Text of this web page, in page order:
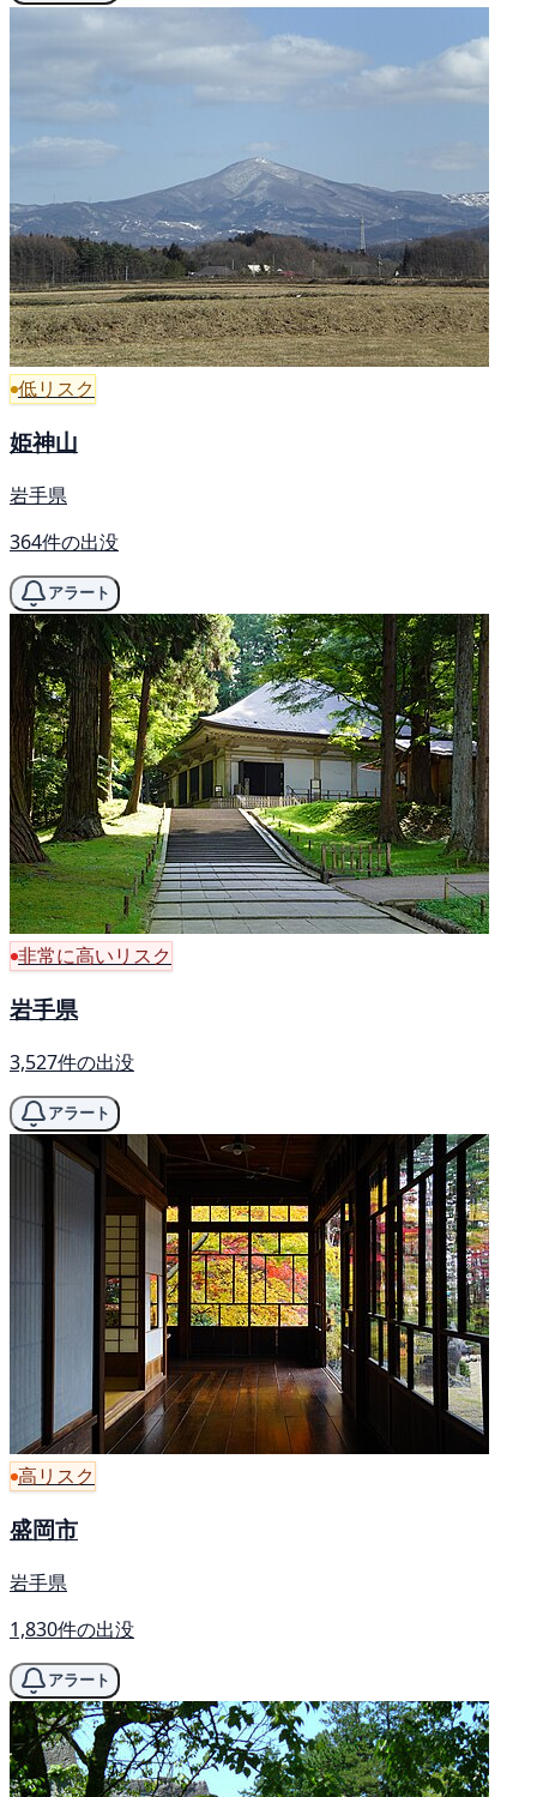
低リスク
姫神山
岩手県
364件の出没
アラート
非常に高いリスク
岩手県
3,527件の出没
アラート
高リスク
盛岡市
岩手県
1,830件の出没
アラート